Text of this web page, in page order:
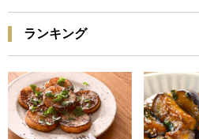
ランキング